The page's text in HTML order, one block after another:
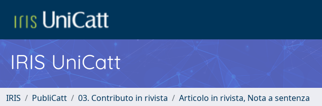
IRIS UniCatt
IRIS PubliCatt 03. Contributo in rivista Articolo in rivista, Nota a sentenza